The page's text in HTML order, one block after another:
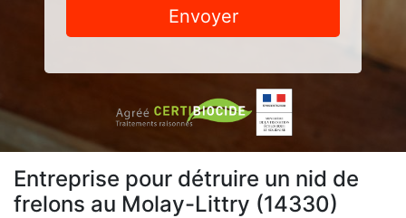
Envoyer
Entreprise pour détruire un nid de
frelons au Molay-Littry (14330)